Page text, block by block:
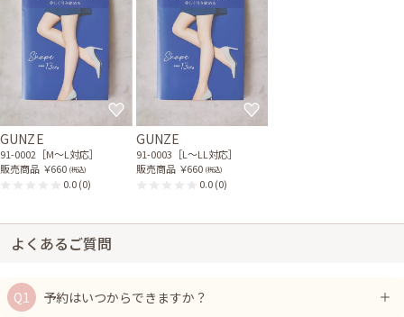
GUNZE
91-0002［M〜L対応］
販売商品 ￥660 (税込)
0.0(0)
GUNZE
91-0003［L〜LL対応］
販売商品 ￥660 (税込)
0.0(0)
よくあるご質問
予約はいつからできますか？